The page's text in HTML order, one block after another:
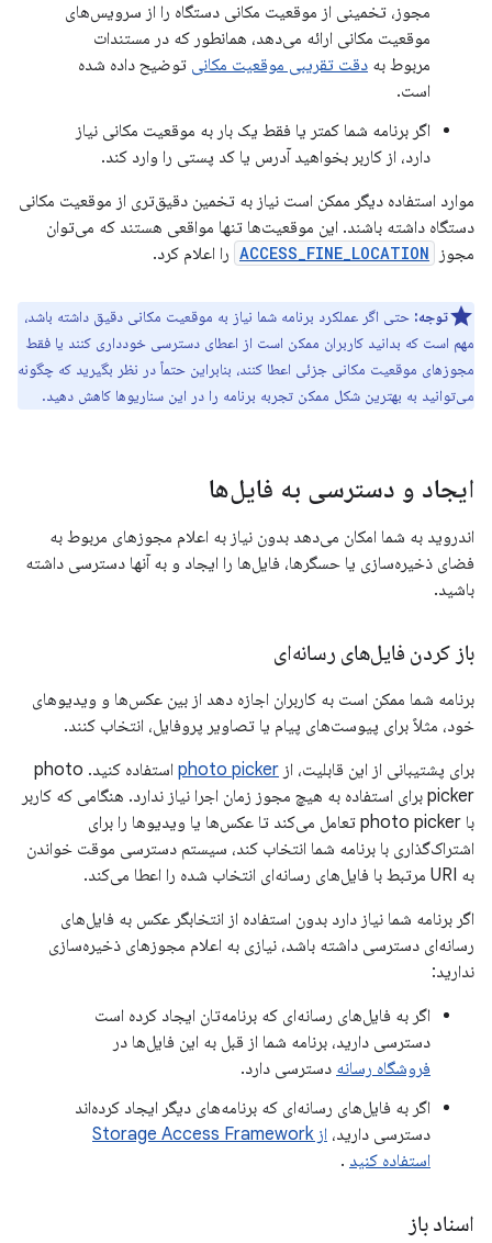
مجوز، تخمینی از موقعیت مکانی دستگاه را از سرویس‌های
موقعیت مکانی ارائه می‌دهد، همانطور که در مستندات
مربوط به دقت تقریبی موقعیت مکانی توضیح داده شده
است.
اگر برنامه شما کمتر یا فقط یک بار به موقعیت مکانی نیاز
دارد، از کاربر بخواهید آدرس یا کد پستی را وارد کند.
موارد استفاده دیگر ممکن است نیاز به تخمین دقیق‌تری از موقعیت مکانی
دستگاه داشته باشند. این موقعیت‌ها تنها مواقعی هستند که می‌توان
مجوز
ACCESS_FINE_LOCATION را اعلام کرد.
توجه: حتی اگر عملکرد برنامه شما نیاز به موقعیت مکانی دقیق داشته باشد،
مهم است که بدانید کاربران ممکن است از اعطای دسترسی خودداری کنند یا فقط
مجوزهای موقعیت مکانی جزئی اعطا کنند، بنابراین حتماً در نظر بگیرید که چگونه
می‌توانید به بهترین شکل ممکن تجربه برنامه را در این سناریوها کاهش دهید.
ایجاد و دسترسی به فایل‌ها
اندروید به شما امکان می‌دهد بدون نیاز به اعلام مجوزهای مربوط به
فضای ذخیره‌سازی یا حسگرها، فایل‌ها را ایجاد و به آنها دسترسی داشته
باشید.
باز کردن فایل‌های رسانه‌ای
برنامه شما ممکن است به کاربران اجازه دهد از بین عکس‌ها و ویدیوهای
خود، مثلاً برای پیوست‌های پیام یا تصاویر پروفایل، انتخاب کنند.
برای پشتیبانی از این قابلیت، از photo picker
استفاده کنید. photo
picker برای استفاده به هیچ مجوز زمان اجرا نیاز ندارد. هنگامی که کاربر
با photo picker تعامل می‌کند تا عکس‌ها یا ویدیوها را برای
اشتراک‌گذاری با برنامه شما انتخاب کند، سیستم دسترسی موقت خواندن
به URI مرتبط با فایل‌های رسانه‌ای انتخاب شده را اعطا می‌کند.
اگر برنامه شما نیاز دارد بدون استفاده از انتخابگر عکس به فایل‌های
رسانه‌ای دسترسی داشته باشد، نیازی به اعلام مجوزهای ذخیره‌سازی
ندارید:
اگر به فایل‌های رسانه‌ای که برنامه‌تان ایجاد کرده است
دسترسی دارید، برنامه شما از قبل به این فایل‌ها در
فروشگاه رسانه دسترسی دارد.
اگر به فایل‌های رسانه‌ای که برنامه‌های دیگر ایجاد کرده‌اند
دسترسی دارید،
از Storage Access Framework
استفاده کنید .
اسناد باز